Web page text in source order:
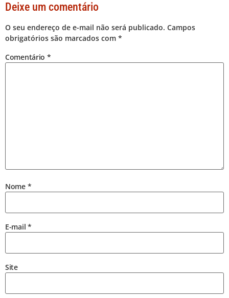
Deixe um comentário
O seu endereço de e-mail não será publicado. Campos
obrigatórios são marcados com *
Comentário *
Nome *
E-mail *
Site